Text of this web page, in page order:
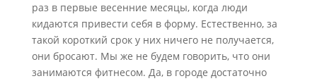
раз в первые весенние месяцы, когда люди
кидаются привести себя в форму. Естественно, за
такой короткий срок у них ничего не получается,
они бросают. Мы же не будем говорить, что они
занимаются фитнесом. Да, в городе достаточно